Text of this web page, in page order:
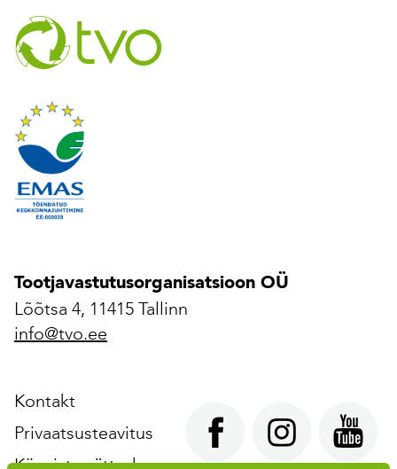
Tootjavastutusorganisatsioon OÜ
Lõõtsa 4, 11415 Tallinn
info@tvo.ee
Kontakt
Privaatsusteavitus
Küpsiste sätted